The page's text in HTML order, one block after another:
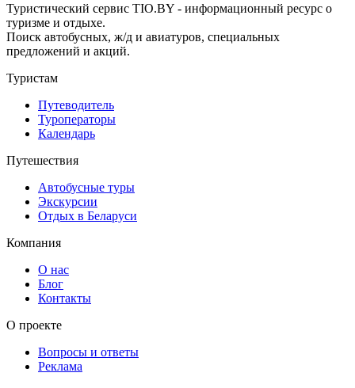
Туристический сервис TIO.BY - информационный ресурс о
туризме и отдыхе.
Поиск автобусных, ж/д и авиатуров, специальных
предложений и акций.
Туристам
Путеводитель
Туроператоры
Календарь
Путешествия
Автобусные туры
Экскурсии
Отдых в Беларуси
Компания
О нас
Блог
Контакты
О проекте
Вопросы и ответы
Реклама